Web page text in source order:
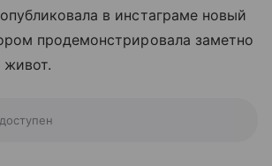
в инстаграме новый
продемонстрировала заметно
живот.